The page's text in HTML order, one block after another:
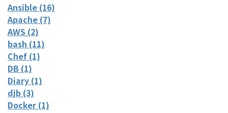
Ansible (16)
Apache (7)
AWS (2)
bash (11)
Chef (1)
DB (1)
Diary (1)
djb (3)
Docker (1)